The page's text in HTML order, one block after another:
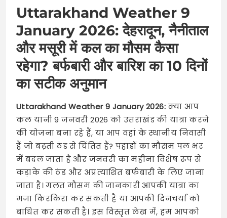
Uttarakhand Weather 9
January 2026: देहरादून, नैनीताल
और मसूरी में कल का मौसम कैसा
रहेगा? बर्फबारी और बारिश का 10 दिनों
का सटीक अनुमान
Uttarakhand Weather 9 January 2026:क्या आप
कल यानी 9 जनवरी 2026 को उत्तराखंड की यात्रा करने
की योजना बना रहे हैं, या आप वहां के स्थानीय निवासी
हैं जो बढ़ती ठंड से चिंतित हैं? पहाड़ों का मौसम पल भर
में बदल जाता है और जनवरी का महीना विशेष रूप से
कड़ाके की ठंड और अप्रत्याशित बर्फबारी के लिए जाना
जाता है। गलत मौसम की जानकारी आपकी यात्रा का
मजा किरकिरा कर सकती है या आपकी दिनचर्या को
बाधित कर सकती है। इस विस्तृत लेख में, हम आपको